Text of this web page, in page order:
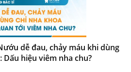
dễ đau, chảy máu khi dùng
Dấu hiệu viêm nha chu?